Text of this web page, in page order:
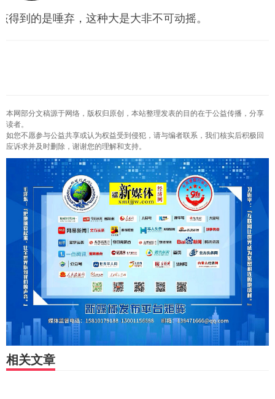
得到的是唾弃，这种大是大非不可动摇。
本网部分文稿源于网络，版权归原创，本站整理发表的目的在于公益传播，分享
读者。
如您不愿参与公益共享或认为权益受到侵犯，请与编者联系，我们核实后积极回
应诉求并及时删除，谢谢您的理解和支持。
相关文章